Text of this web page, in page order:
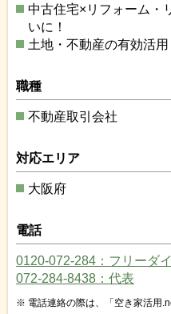
中古住宅×リフォーム・
いに！
土地・不動産の有効活用
職種
不動産取引会社
対応エリア
大阪府
電話
0120-072-284：フリーダ
072-284-8438：代表
電話連絡の際は、「空き家活用